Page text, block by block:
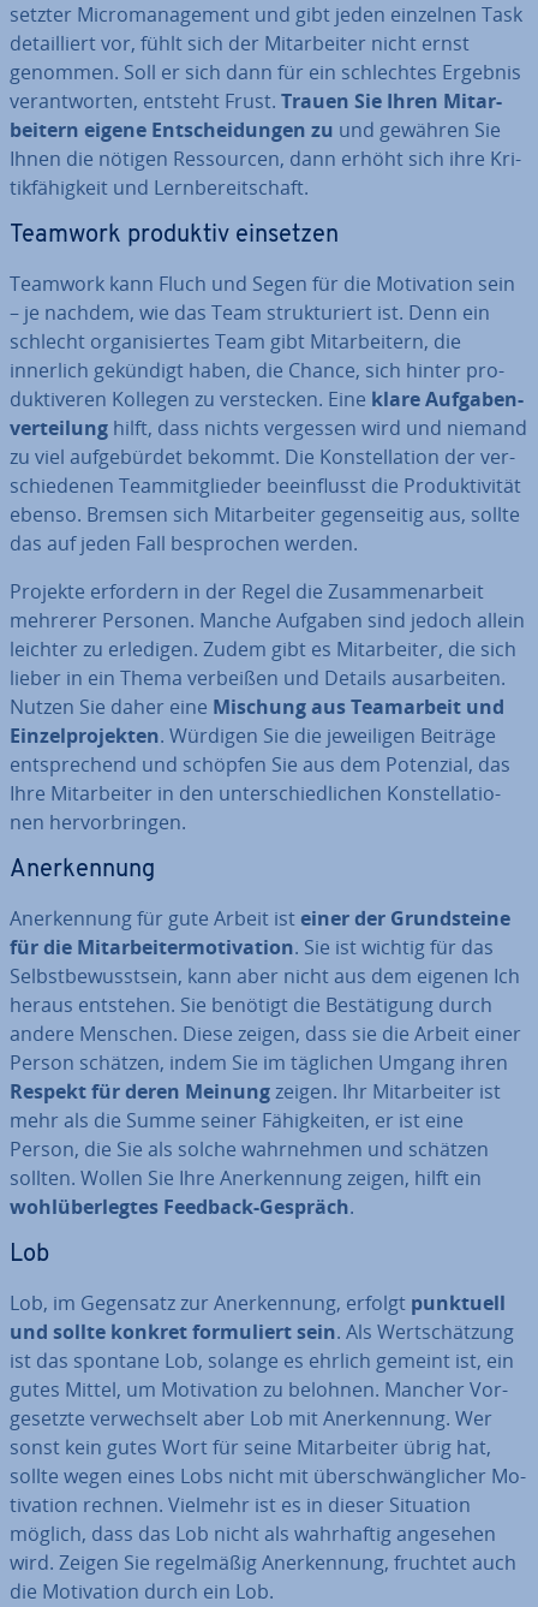
setz­ter Mi­cro­ma­nage­ment und gibt jeden einzelnen Task
de­tail­liert vor, fühlt sich der Mit­ar­bei­ter nicht ernst
genommen. Soll er sich dann für ein schlech­tes Ergebnis
ver­ant­wor­ten, entsteht Frust. Trauen Sie Ihren Mit­ar­
bei­tern eigene Ent­schei­dun­gen zu und gewähren Sie
Ihnen die nötigen Res­sour­cen, dann erhöht sich ihre Kri­
tik­fä­hig­keit und Lern­be­reit­schaft.
Teamwork produktiv einsetzen
Teamwork kann Fluch und Segen für die Mo­ti­va­ti­on sein
– je nachdem, wie das Team struk­tu­riert ist. Denn ein
schlecht or­ga­ni­sier­tes Team gibt Mit­ar­bei­tern, die
innerlich gekündigt haben, die Chance, sich hinter pro­
duk­ti­ve­ren Kollegen zu ver­ste­cken. Eine klare Auf­ga­ben­
ver­tei­lung hilft, dass nichts vergessen wird und niemand
zu viel auf­ge­bür­det bekommt. Die Kon­stel­la­ti­on der ver­
schie­de­nen Team­mit­glie­der be­ein­flusst die Pro­duk­ti­vi­tät
ebenso. Bremsen sich Mit­ar­bei­ter ge­gen­sei­tig aus, sollte
das auf jeden Fall be­spro­chen werden.
Projekte erfordern in der Regel die Zu­sam­men­ar­beit
mehrerer Personen. Manche Aufgaben sind jedoch allein
leichter zu erledigen. Zudem gibt es Mit­ar­bei­ter, die sich
lieber in ein Thema verbeißen und Details aus­ar­bei­ten.
Nutzen Sie daher eine Mischung aus Team­ar­beit und
Ein­zel­pro­jek­ten. Würdigen Sie die je­wei­li­gen Beiträge
ent­spre­chend und schöpfen Sie aus dem Potenzial, das
Ihre Mit­ar­bei­ter in den un­ter­schied­li­chen Kon­stel­la­tio­
nen her­vor­brin­gen.
An­er­ken­nung
An­er­ken­nung für gute Arbeit isteiner der Grund­stei­ne
für die Mit­ar­bei­ter­mo­ti­va­ti­on. Sie ist wichtig für das
Selbst­be­wusst­sein, kann aber nicht aus dem eigenen Ich
heraus entstehen. Sie benötigt die Be­stä­ti­gung durch
andere Menschen. Diese zeigen, dass sie die Arbeit einer
Person schätzen, indem Sie im täglichen Umgang ihren
Respekt für deren Meinungzeigen. Ihr Mit­ar­bei­ter ist
mehr als die Summe seiner Fä­hig­kei­ten, er ist eine
Person, die Sie als solche wahr­neh­men und schätzen
sollten. Wollen Sie Ihre An­er­ken­nung zeigen, hilft ein
wohl­über­leg­tes Feedback-Gespräch.
Lob
Lob, im Gegensatz zur An­er­ken­nung, erfolgt punktuell
und sollte konkret for­mu­liert sein. Als Wert­schät­zung
ist das spontane Lob, solange es ehrlich gemeint ist, ein
gutes Mittel, um Mo­ti­va­ti­on zu belohnen. Mancher Vor­
ge­setz­te ver­wech­selt aber Lob mit An­er­ken­nung. Wer
sonst kein gutes Wort für seine Mit­ar­bei­ter übrig hat,
sollte wegen eines Lobs nicht mit über­schwäng­li­cher Mo­
ti­va­ti­on rechnen. Vielmehr ist es in dieser Situation
möglich, dass das Lob nicht als wahr­haf­tig angesehen
wird. Zeigen Sie re­gel­mä­ßig An­er­ken­nung, fruchtet auch
die Mo­ti­va­ti­on durch ein Lob.